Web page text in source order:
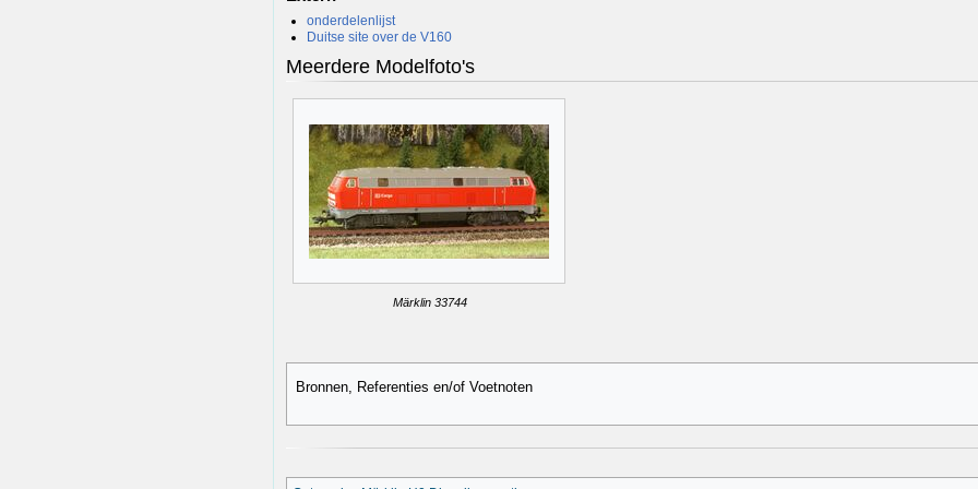
onderdelenlijst
Duitse site over de V160
Meerdere Modelfoto's
Märklin 33744
Bronnen, Referenties en/of Voetnoten